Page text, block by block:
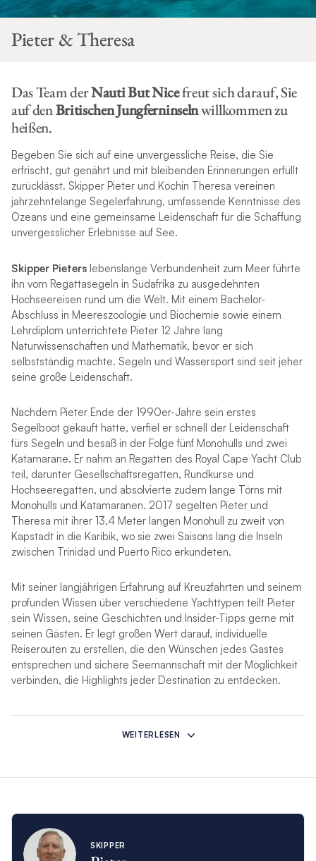
Pieter & Theresa
Das Team derNauti But Nicefreut sich darauf, Sie
auf denBritischen Jungferninselnwillkommen zu
heißen.
Begeben Sie sich auf eine unvergessliche Reise, die Sie
erfrischt, gut genährt und mit bleibenden Erinnerungen erfüllt
zurücklässt. Skipper Pieter und Köchin Theresa vereinen
jahrzehntelange Segelerfahrung, umfassende Kenntnisse des
Ozeans und eine gemeinsame Leidenschaft für die Schaffung
unvergesslicher Erlebnisse auf See.
Skipper Pieterslebenslange Verbundenheit zum Meer führte
ihn vom Regattasegeln in Südafrika zu ausgedehnten
Hochseereisen rund um die Welt. Mit einem Bachelor-
Abschluss in Meereszoologie und Biochemie sowie einem
Lehrdiplom unterrichtete Pieter 12 Jahre lang
Naturwissenschaften und Mathematik, bevor er sich
selbstständig machte. Segeln und Wassersport sind seit jeher
seine große Leidenschaft.
Nachdem Pieter Ende der 1990er-Jahre sein erstes
Segelboot gekauft hatte, verfiel er schnell der Leidenschaft
fürs Segeln und besaß in der Folge fünf Monohulls und zwei
Katamarane. Er nahm an Regatten des Royal Cape Yacht Club
teil, darunter Gesellschaftsregatten, Rundkurse und
Hochseeregatten, und absolvierte zudem lange Törns mit
Monohulls und Katamaranen. 2017 segelten Pieter und
Theresa mit ihrer 13,4 Meter langen Monohull zu zweit von
Kapstadt in die Karibik, wo sie zwei Saisons lang die Inseln
zwischen Trinidad und Puerto Rico erkundeten.
Mit seiner langjährigen Erfahrung auf Kreuzfahrten und seinem
profunden Wissen über verschiedene Yachttypen teilt Pieter
sein Wissen, seine Geschichten und Insider-Tipps gerne mit
seinen Gästen. Er legt großen Wert darauf, individuelle
Reiserouten zu erstellen, die den Wünschen jedes Gastes
entsprechen und sichere Seemannschaft mit der Möglichkeit
verbinden, die Highlights jeder Destination zu entdecken.
Köchin Theresabringt auf jede Charterreise einen reichen
Erfahrungsschatz im Gastgewerbe, kulinarische Kreativität und
Theresa 21 Jahre in der Geschäftswelt, bevor sie ihrer
Ihre Segelkarriere begann mit Jollhy- und Hobie-Cat-Segeln in
WEITERLESEN
SKIPPER